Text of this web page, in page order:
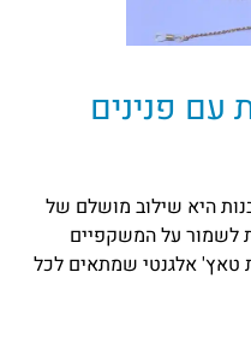
פנינים
היא שילוב מושלם של
לשמור על המשקפיים
טאץ' אלגנטי שמתאים לכל